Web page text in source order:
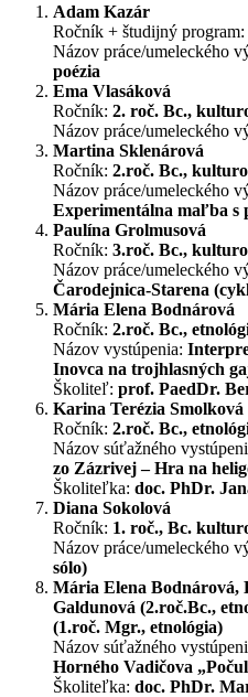
Adam Kazár
Ročník + študijný program:
Názov práce/umeleckého
poézia
Ema Vlasáková
Ročník: 2. roč. Bc.,
Názov práce/umeleckého
Martina Sklenárová
Ročník: 2.roč. Bc.,
Názov práce/umeleckého
Experimentálna maľba s
Paulína Grolmusová
Ročník: 3.roč. Bc.,
Názov práce/umeleckého
Čarodejnica-Starena
Mária Elena Bodnárová
Ročník: 2.roč. Bc.,
Názov vystúpenia:
Inovca na trojhlasných
Školiteľ: prof. PaedDr.
Karina Terézia Smolková
Ročník: 2.roč. Bc.,
Názov súťažného
zo Zázrivej – Hra na
Školiteľka: doc. PhDr.
Diana Sokolová
Ročník: 1. roč., Bc.
Názov práce/umeleckého
sólo)
Mária Elena Bodnárová,
Galdunová (2.roč.Bc.,
(1.roč. Mgr., etnológia)
Názov súťažného
Horného Vadičova
Školiteľka: doc. PhDr.